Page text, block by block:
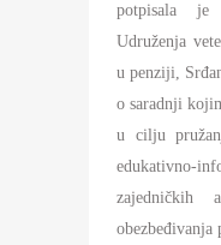
potpisala je
Udruženja
u penziji,
o saradnji
u cilju
zajedničkih
obezbeđivanja